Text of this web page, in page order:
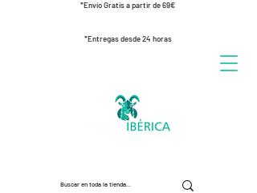
*Envío Gratis a partir de 69€
*Entregas desde 24 horas